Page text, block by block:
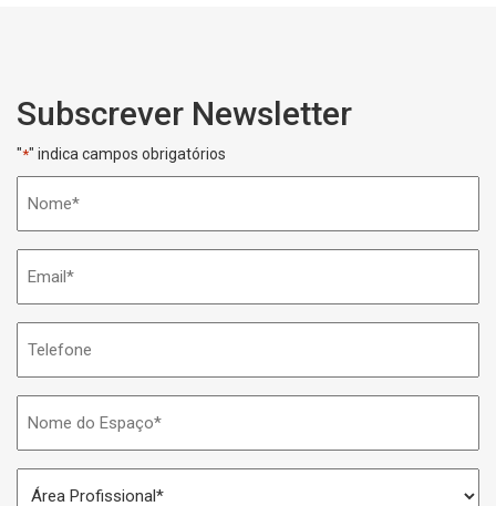
Subscrever Newsletter
"*" indica campos obrigatórios
do
Espaço